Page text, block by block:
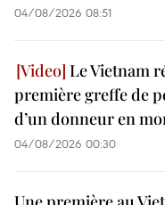
04/08/2026 08:51
Le Vietnam
première greffe de
d’un donneur en
04/08/2026 00:30